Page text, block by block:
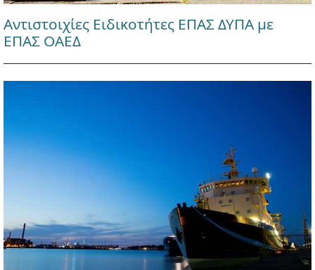
Αντιστοιχίες Ειδικοτήτες ΕΠΑΣ ΔΥΠΑ με
ΕΠΑΣ ΟΑΕΔ